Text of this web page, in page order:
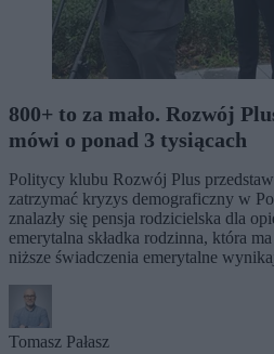
800+ to za mało. Rozwój
mówi o ponad 3 tysiącach
Politycy klubu Rozwój Plus
zatrzymać kryzys demograficzny w
znalazły się pensja rodzicielska dla
emerytalna składka rodzinna, która
niższe świadczenia emerytalne
Tomasz Pałasz